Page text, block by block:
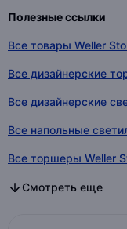
Полезные ссылки
Все товары Weller
Все дизайнерские
Все дизайнерские
Все напольные
Все торшеры Weller
Все дизайнерские
Все дизайнерские
Все напольные
Все торшеры в
Смотреть еще